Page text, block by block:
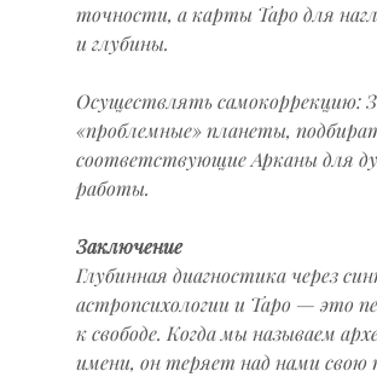
точности, а карты Таро для
и глубины.
Осуществлять самокоррекцию:
«проблемные» планеты,
соответствующие Арканы для
работы.
Заключение
Глубинная диагностика через
астропсихологии и Таро — это
к свободе. Когда мы называем
имени, он теряет над нами свою